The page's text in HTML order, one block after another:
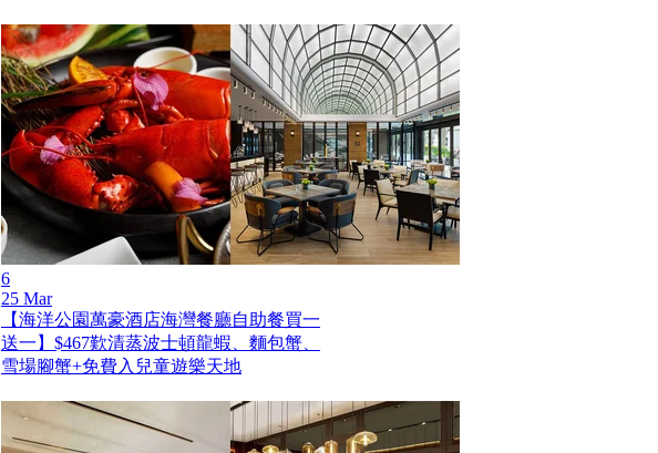
6
25 Mar
【海洋公園萬豪酒店海灣餐廳自助餐買一
送一】$467歎清蒸波士頓龍蝦、麵包蟹、
雪場腳蟹+免費入兒童遊樂天地